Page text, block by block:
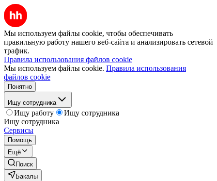
Мы используем файлы cookie, чтобы обеспечивать
правильную работу нашего веб-сайта и анализировать сетевой
трафик.
Правила использования файлов cookie
Мы используем файлы cookie. Правила использования
файлов cookie
Понятно
Ищу сотрудника
Ищу работу
Ищу сотрудника
Ищу сотрудника
Сервисы
Помощь
Ещё
Поиск
Бакалы